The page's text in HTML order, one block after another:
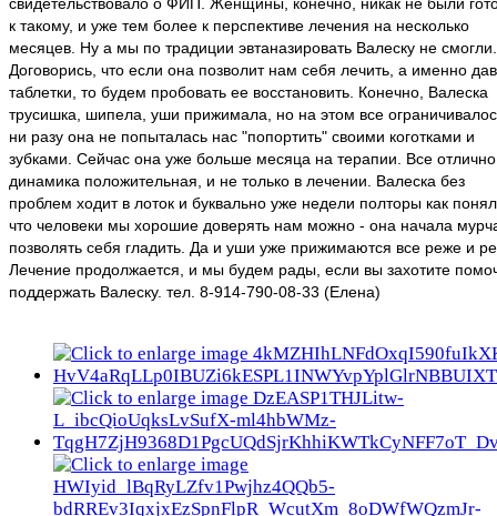
свидетельствовало о ФИП. Женщины, конечно, никак не были
к такому, и уже тем более к перспективе лечения на несколько
месяцев. Ну а мы по традиции эвтаназировать Валеску не смогли.
Договорись, что если она позволит нам себя лечить, а именно
таблетки, то будем пробовать ее восстановить. Конечно, Валеска
трусишка, шипела, уши прижимала, но на этом все
ни разу она не попыталась нас "попортить" своими коготками и
зубками. Сейчас она уже больше месяца на терапии. Все
динамика положительная, и не только в лечении. Валеска без
проблем ходит в лоток и буквально уже недели полторы как
что человеки мы хорошие доверять нам можно - она начала
позволять себя гладить. Да и уши уже прижимаются все реже и
Лечение продолжается, и мы будем рады, если вы захотите
поддержать Валеску. тел. 8-914-790-08-33 (Елена)